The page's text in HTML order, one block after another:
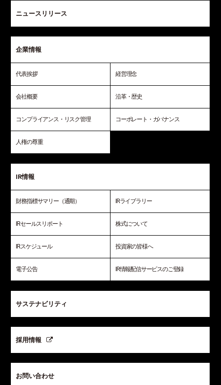
ニュースリリース
企業情報
代表挨拶 経営理念
会社概要 沿革・歴史
コンプライアンス・リスク管理 コーポレート・ガバナンス
人権の尊重
IR情報
財務指標サマリー（通期） IRライブラリー
IRセールスリポート 株式について
IRスケジュール 投資家の皆様へ
電子公告 IR情報配信サービスのご登録
サステナビリティ
採用情報
お問い合わせ